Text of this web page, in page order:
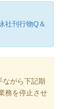
社刊行物Q＆
ながら下記期
務を停止させ